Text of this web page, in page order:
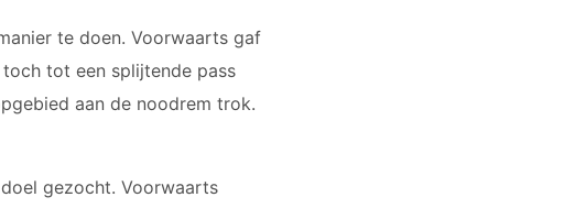
te doen. Voorwaarts gaf
tot een splijtende pass
aan de noodrem trok.
gezocht. Voorwaarts